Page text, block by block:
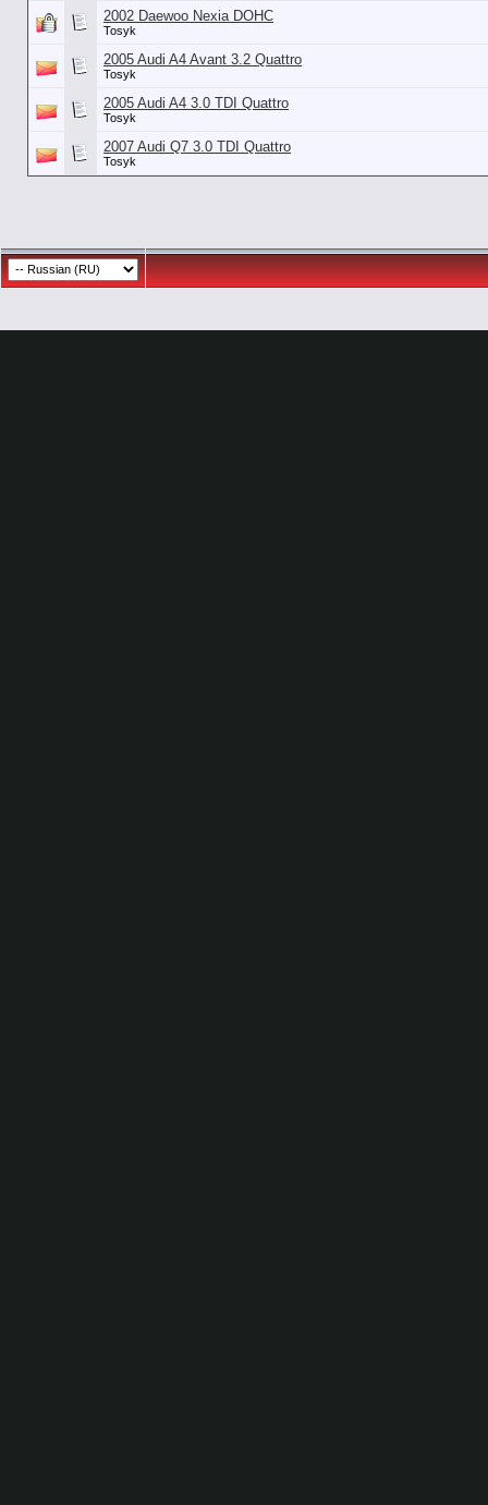
2002 Daewoo Nexia DOHC
Tosyk
2005 Audi A4 Avant 3.2 Quattro
Tosyk
2005 Audi A4 3.0 TDI Quattro
Tosyk
2007 Audi Q7 3.0 TDI Quattro
Tosyk